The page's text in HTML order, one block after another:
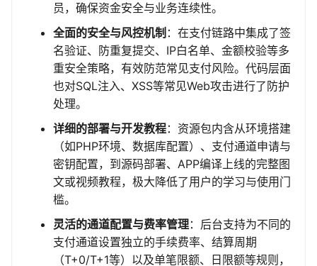
员，确保资金安全与业务连续性。
全面的安全与风控机制 ：在支付链路中集成了签
名验证、防重复提交、IP白名单、金额校验等多
重安全策略，有效防范常见支付风险。代码层面
也对SQL注入、XSS等常见Web攻击进行了防护
处理。
详细的部署与开发教程：资源包内含从环境搭建
（如PHP环境、数据库配置）、支付通道申请与
密钥配置，到源码部署、APP编译上线的完整图
文或视频教程，极大降低了用户的学习与使用门
槛。
灵活的通道配置与费率管理：后台支持为不同的
支付通道设置独立的手续费率、结算周期
（T+0/T+1等）以及单笔限额、日限额等规则，